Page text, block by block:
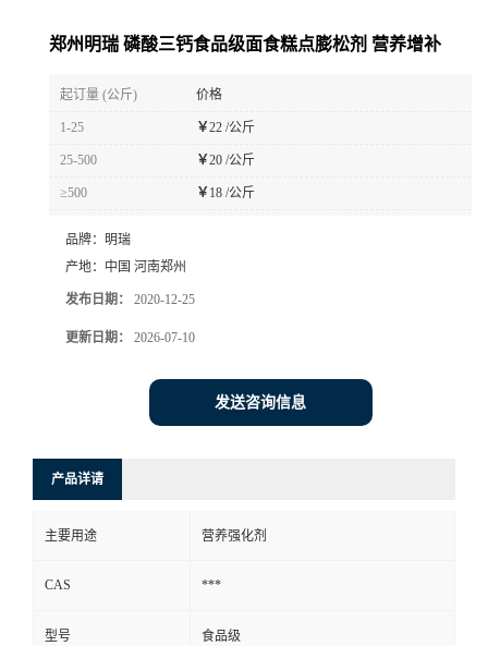
郑州明瑞 磷酸三钙食品级面食糕点膨松剂 营养增补
起订量 (公斤) 价格
1-25 ￥22 /公斤
25-500 ￥20 /公斤
≥500 ￥ 18 /公斤
品牌： 明瑞
产地： 中国 河南郑州
发布日期： 2020-12-25
更新日期： 2026-07-10
发送咨询信息
产品详请
主要用途 营养强化剂
CAS ***
型号 食品级